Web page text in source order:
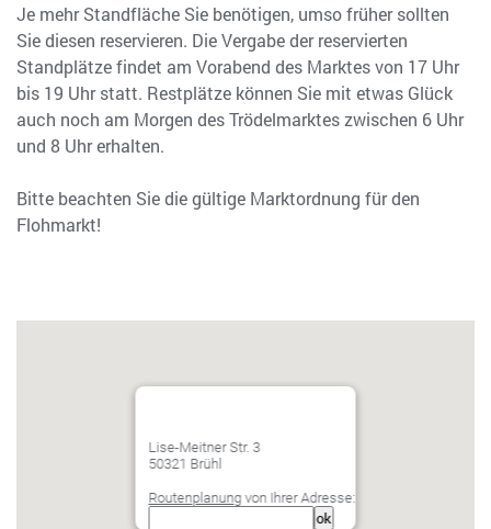
Je mehr Standfläche Sie benötigen, umso früher sollten
Sie diesen reservieren. Die Vergabe der reservierten
Standplätze findet am Vorabend des Marktes von 17 Uhr
bis 19 Uhr statt. Restplätze können Sie mit etwas Glück
auch noch am Morgen des Trödelmarktes zwischen 6 Uhr
und 8 Uhr erhalten.
Bitte beachten Sie die gültige Marktordnung für den
Flohmarkt!
Lise-Meitner Str. 3
50321 Brühl
Routenplanung von Ihrer Adresse: